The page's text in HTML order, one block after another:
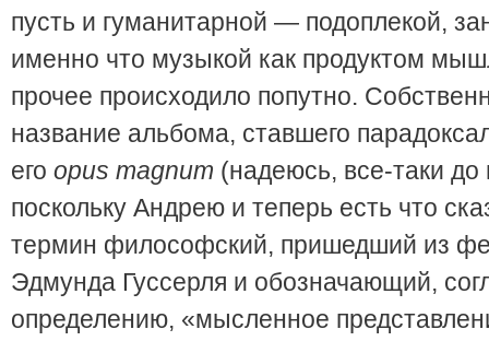
пусть и гуманитарной — подоплекой,
именно что музыкой как продуктом
прочее происходило попутно.
название альбома, ставшего
его opus magnum (надеюсь, все-таки до
поскольку Андрею и теперь есть что
термин философский, пришедший из
Эдмунда Гуссерля и обозначающий,
определению, «мысленное